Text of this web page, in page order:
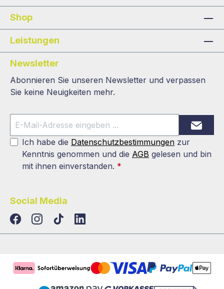
Shop
Leistungen
Newsletter
Abonnieren Sie unseren Newsletter und verpassen
Sie keine Neuigkeiten mehr.
Ich habe die Datenschutzbestimmungen zur
Kenntnis genommen und die AGB gelesen und bin
mit ihnen einverstanden. *
Social Media
TikTokLinkedIn